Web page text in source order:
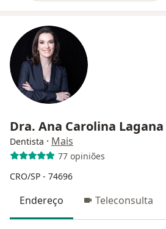
Dra. Ana Carolina Lagana
Dentista · Mais
77 opiniões
CRO/SP - 74696
Endereço Teleconsulta